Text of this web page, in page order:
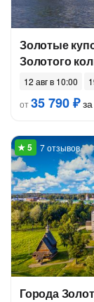
Золотые
Золотого
12 авг в 10:00
от35 790 ₽за
7 отзывов
Города